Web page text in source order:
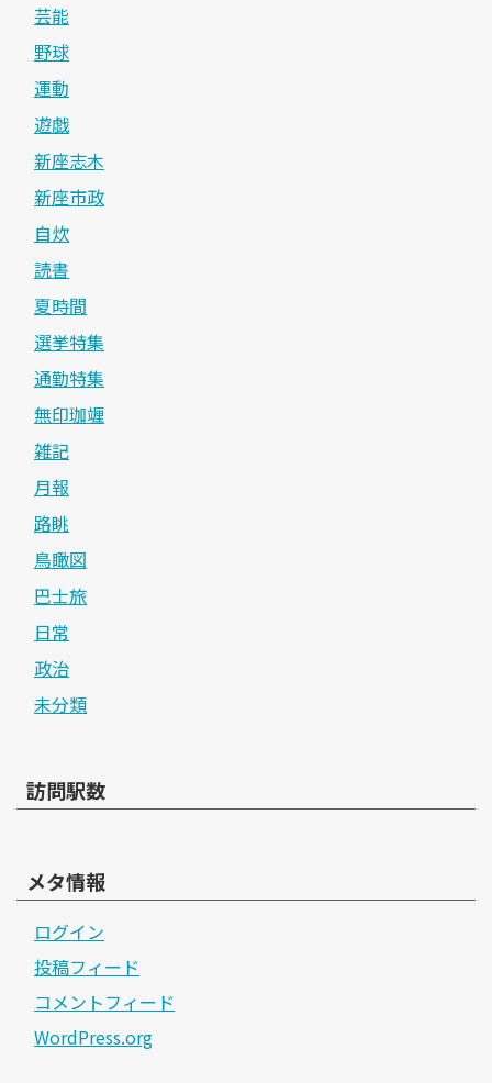
芸能
野球
運動
遊戯
新座志木
新座市政
自炊
読書
夏時間
選挙特集
通勤特集
無印珈竰
雑記
月報
路眺
鳥瞰図
巴士旅
日常
政治
未分類
訪問駅数
メタ情報
ログイン
投稿フィード
コメントフィード
WordPress.org